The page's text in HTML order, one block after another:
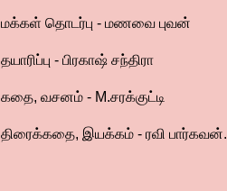
மக்கள் தொடர்பு - மணவை புவன்
தயாரிப்பு - பிரகாஷ் சந்திரா
கதை, வசனம் - M.சரக்குட்டி
திரைக்கதை, இயக்கம் - ரவி பார்கவன்.